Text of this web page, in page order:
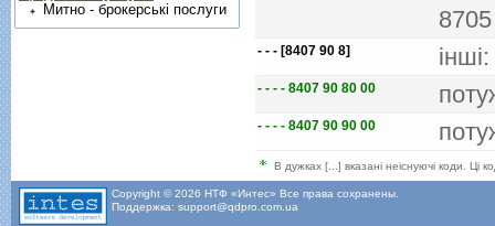
8705
- - - [8407 90 8] iншi:
- - - - 8407 90 80 00
- - - - 8407 90 90 00
В дужках [...] вказані неіснуючі коди. Ці
Митно - брокерські послуги
Copyright © 2026 НТФ «Интес» Все права сохранены.
Поддержка: support@qdpro.com.ua